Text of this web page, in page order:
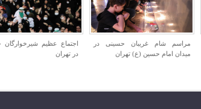
اجتماع عظیم شیرخوارگان حسینی
در تهران
افتتاح همزمان پروژه
جهاد کشاورزی